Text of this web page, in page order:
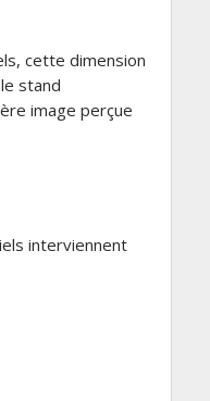
cette dimension
stand
image perçue
interviennent